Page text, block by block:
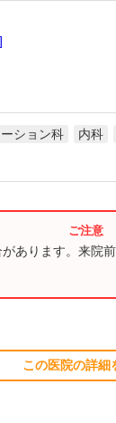
ション科 内科
あります。来院
この医院の詳細